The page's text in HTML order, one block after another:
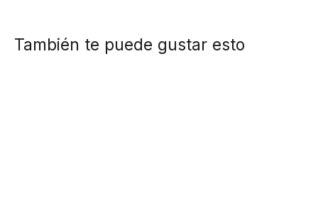
También te puede gustar esto